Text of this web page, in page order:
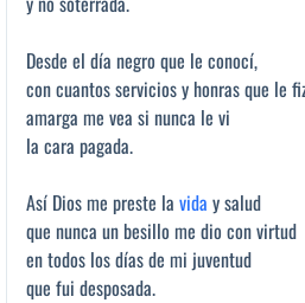
Desde el día negro que le conocí,
con cuantos servicios y honras que le
amarga me vea si nunca le vi
la cara pagada.
Así Dios me preste la vida y salud
que nunca un besillo me dio con virtud
en todos los días de mi juventud
que fui desposada.